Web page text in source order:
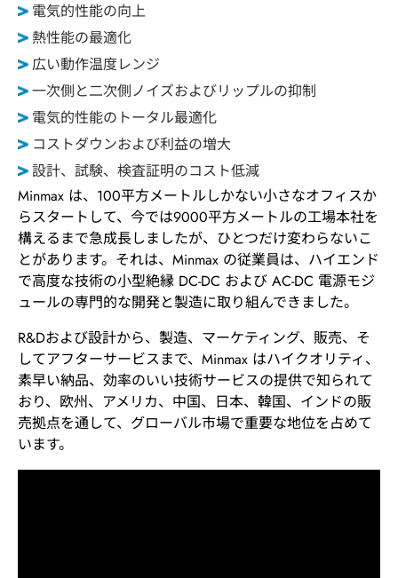
電気的性能の向上
熱性能の最適化
広い動作温度レンジ
一次側と二次側ノイズおよびリップルの抑制
電気的性能のトータル最適化
コストダウンおよび利益の増大
設計、試験、検査証明のコスト低減
Minmax は、100平方メートルしかない小さなオフィスか
らスタートして、今では9000平方メートルの工場本社を
構えるまで急成長しましたが、ひとつだけ変わらないこ
とがあります。それは、Minmax の従業員は、ハイエンド
で高度な技術の小型絶縁 DC-DC および AC-DC 電源モジ
ュールの専門的な開発と製造に取り組んできました。
R&Dおよび設計から、製造、マーケティング、販売、そ
してアフターサービスまで、Minmax はハイクオリティ、
素早い納品、効率のいい技術サービスの提供で知られて
おり、欧州、アメリカ、中国、日本、韓国、インドの販
売拠点を通して、グローバル市場で重要な地位を占めて
います。
最新情報
お問い合わせ